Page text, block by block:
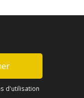
d'utilisation